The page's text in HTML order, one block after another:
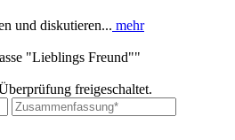
und diskutieren... mehr
"Lieblings Freund""
freigeschaltet.